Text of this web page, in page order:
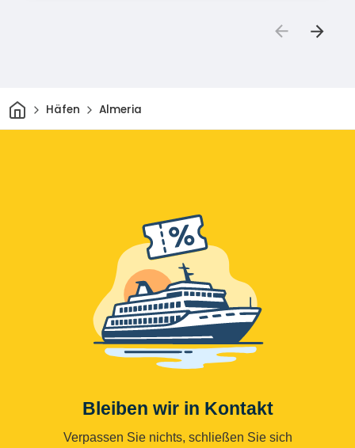
HeimHäfen Almeria
Bleiben wir in Kontakt
Verpassen Sie nichts, schließen Sie sich